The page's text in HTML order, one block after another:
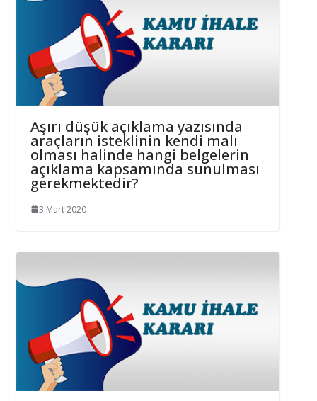
Aşırı düşük açıklama yazısında
araçların isteklinin kendi malı
olması halinde hangi belgelerin
açıklama kapsamında sunulması
gerekmektedir?
3 Mart 2020